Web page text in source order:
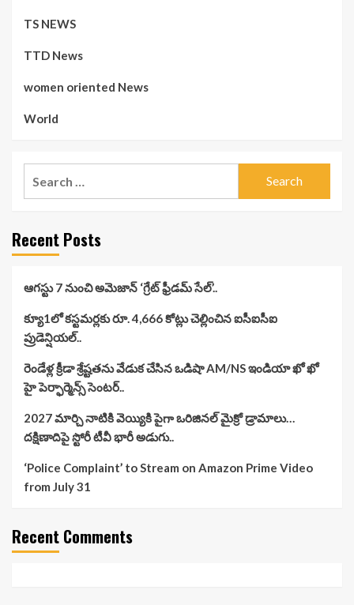
TS NEWS
TTD News
women oriented News
World
Recent Posts
ఆగస్టు 7 నుంచి అమెజాన్ ‘గ్రేట్ ఫ్రీడమ్ సేల్’..
క్యూ1లో కస్టమర్లకు రూ. 4,666 కోట్లు చెల్లించిన ఐసీఐసీఐ
ప్రుడెన్షియల్..
రెండేళ్ల క్రీడా శ్రేష్టతను వేడుక చేసిన ఒడిషా AM/NS ఇండియా ఖో ఖో
హై పెర్ఫార్మెన్స్ సెంటర్..
2027 మార్చి నాటికి వెయ్యికి పైగా ఒరిజినల్ మైక్రో డ్రామాలు…
దక్షిణాదిపై స్టోరీ టీవీ భారీ అడుగు..
‘Police Complaint’ to Stream on Amazon Prime Video
from July 31
Recent Comments